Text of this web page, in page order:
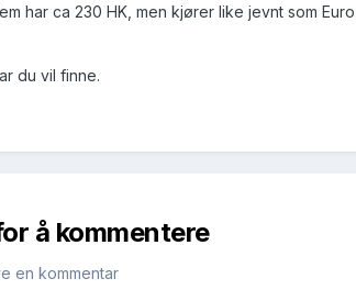
har ca 230 HK, men kjører like jevnt som
du vil finne.
å kommentere
en kommentar